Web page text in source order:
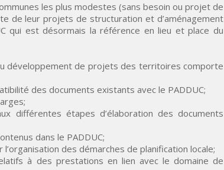
les plus modestes (sans besoin ou projet de
de leur projets de structuration et d’aménagement
qui est désormais la référence en lieu et place du
développement de projets des territoires comporte
des documents existants avec le PADDUC;
différentes étapes d’élaboration des documents
dans le PADDUC;
des démarches de planification locale;
à des prestations en lien avec le domaine de